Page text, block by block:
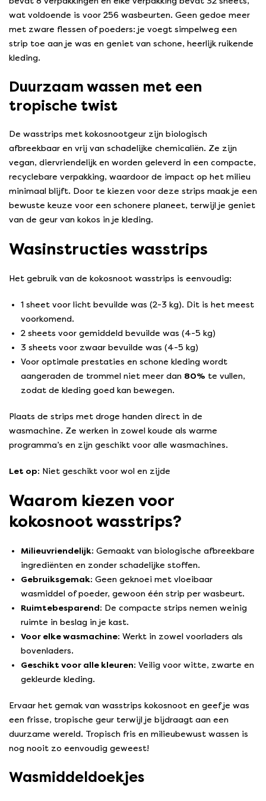
wat voldoende is voor 256 wasbeurten. Geen gedoe meer
met zware flessen of poeders: je voegt simpelweg een
strip toe aan je was en geniet van schone, heerlijk ruikende
kleding.
Duurzaam wassen met een
tropische twist
De wasstrips met kokosnootgeur zijn biologisch
afbreekbaar en vrij van schadelijke chemicaliën. Ze zijn
vegan, diervriendelijk en worden geleverd in een compacte,
recyclebare verpakking, waardoor de impact op het milieu
minimaal blijft. Door te kiezen voor deze strips maak je een
bewuste keuze voor een schonere planeet, terwijl je geniet
van de geur van kokos in je kleding.
Wasinstructies wasstrips
Het gebruik van de kokosnoot wasstrips is eenvoudig:
1 sheet voor licht bevuilde was (2-3 kg). Dit is het meest
voorkomend.
2 sheets voor gemiddeld bevuilde was (4-5 kg)
3 sheets voor zwaar bevuilde was (4-5 kg)
Voor optimale prestaties en schone kleding wordt
aangeraden de trommel niet meer dan 80% te vullen,
zodat de kleding goed kan bewegen.
Plaats de strips met droge handen direct in de
wasmachine. Ze werken in zowel koude als warme
programma’s en zijn geschikt voor alle wasmachines.
Let op: Niet geschikt voor wol en zijde
Waarom kiezen voor
kokosnoot wasstrips?
Milieuvriendelijk: Gemaakt van biologische afbreekbare
ingrediënten en zonder schadelijke stoffen.
Gebruiksgemak: Geen geknoei met vloeibaar
wasmiddel of poeder, gewoon één strip per wasbeurt.
Ruimtebesparend: De compacte strips nemen weinig
ruimte in beslag in je kast.
Voor elke wasmachine: Werkt in zowel voorladers als
bovenladers.
Geschikt voor alle kleuren: Veilig voor witte, zwarte en
gekleurde kleding.
Ervaar het gemak van wasstrips kokosnoot en geef je was
een frisse, tropische geur terwijl je bijdraagt aan een
duurzame wereld. Tropisch fris en milieubewust wassen is
nog nooit zo eenvoudig geweest!
Wasmiddeldoekjes